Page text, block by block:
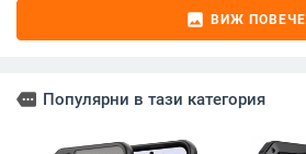
image ВИЖ ПОВЕЧЕ
more Популярни в тази категория